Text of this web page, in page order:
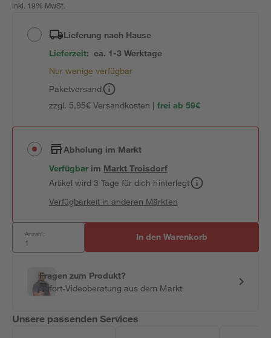
inkl. 19% MwSt.
Lieferung nach Hause
Lieferzeit: ca. 1-3 Werktage
Nur wenige verfügbar
Paketversand
zzgl. 5,95€ Versandkosten | frei ab 59€
Abholung im Markt
Verfügbar im MarktTroisdorf
Artikel wird 3 Tage für dich hinterlegt
Verfügbarkeit in anderen Märkten
Anzahl: In den Warenkorb
Fragen zum Produkt?
Sofort-Videoberatung aus dem Markt
Unsere passenden Services